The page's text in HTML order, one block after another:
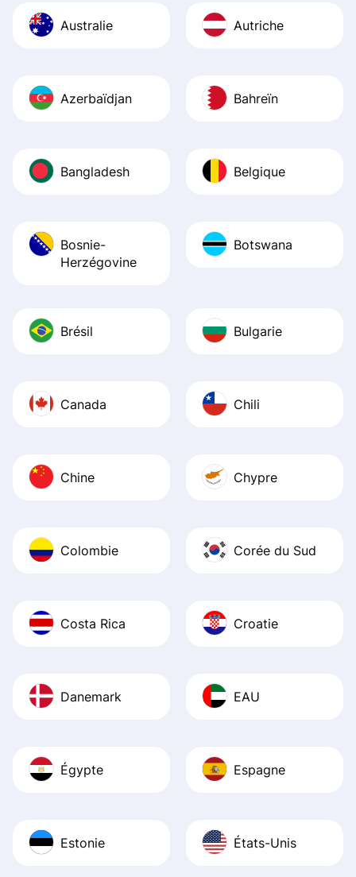
Australie Autriche
Azerbaïdjan Bahreïn
Bangladesh Belgique
Bosnie-
Herzégovine
Botswana
Brésil Bulgarie
Canada Chili
Chine Chypre
Colombie Corée du Sud
Costa Rica Croatie
Danemark EAU
Égypte Espagne
Estonie États-Unis